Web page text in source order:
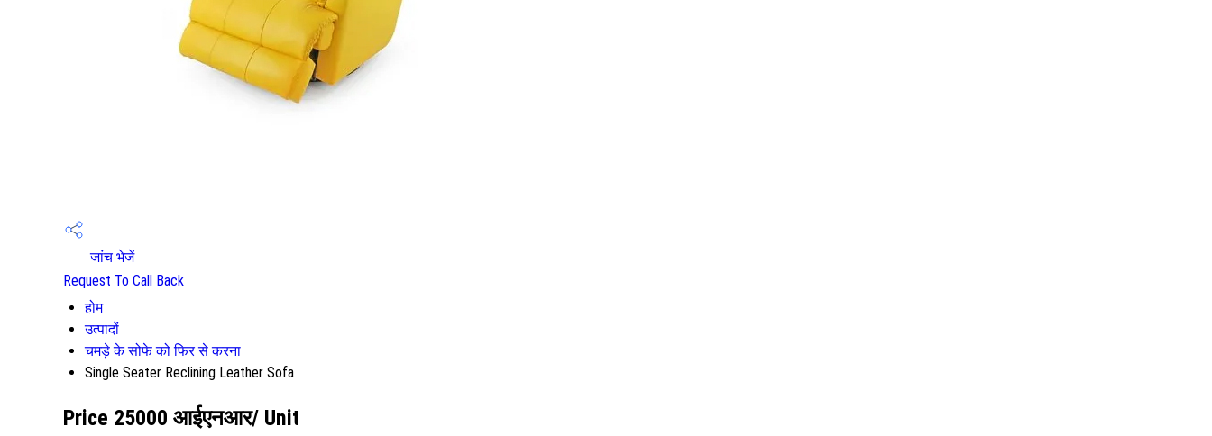
जांच भेजें
Request To Call Back
होम
उत्पादों
चमड़े के सोफे को फिर से करना
Single Seater Reclining Leather Sofa
Price 25000 आईएनआर/ Unit